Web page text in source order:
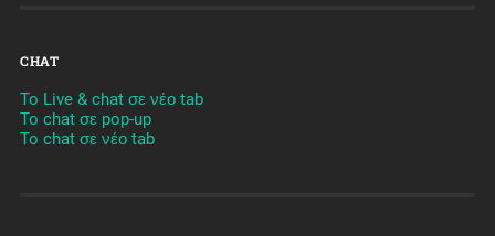
CHAT
To Live & chat σε νέο tab
To chat σε pop-up
To chat σε νέο tab